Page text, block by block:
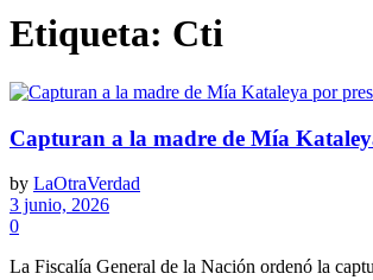
Etiqueta: Cti
Capturan a la madre de Mía
by LaOtraVerdad
3 junio, 2026
0
La Fiscalía General de la Nación ordenó la